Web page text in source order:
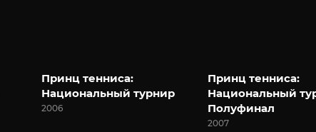
Принц тенниса:
Национальный турнир
2006
Принц тенниса:
Национальный
Полуфинал
2007